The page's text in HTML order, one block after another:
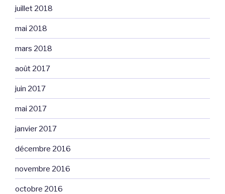
juillet 2018
mai 2018
mars 2018
août 2017
juin 2017
mai 2017
janvier 2017
décembre 2016
novembre 2016
octobre 2016